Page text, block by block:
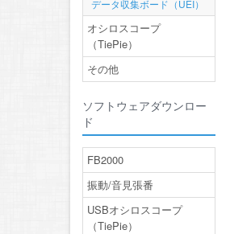
データ収集ボード（UEI）
オシロスコープ
（TiePie）
その他
ソフトウェアダウンロー
ド
FB2000
振動/音見張番
USBオシロスコープ
（TiePie）